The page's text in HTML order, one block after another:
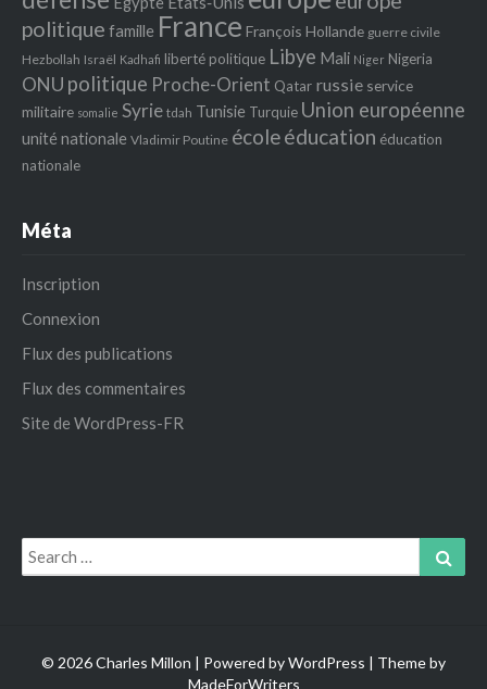
politique famille France François Hollande guerre civile
Hezbollah Israël Kadhafi liberté politique Libye Mali Niger Nigeria
ONU politique Proche-Orient Qatar russie service
militaire somalie Syrie tdah Tunisie Turquie Union européenne
unité nationale Vladimir Poutine écoleéducation éducation
nationale
Méta
Inscription
Connexion
Flux des publications
Flux des commentaires
Site de WordPress-FR
Search
for:
© 2026 Charles Millon | Powered byWordPress | Theme by
MadeForWriters